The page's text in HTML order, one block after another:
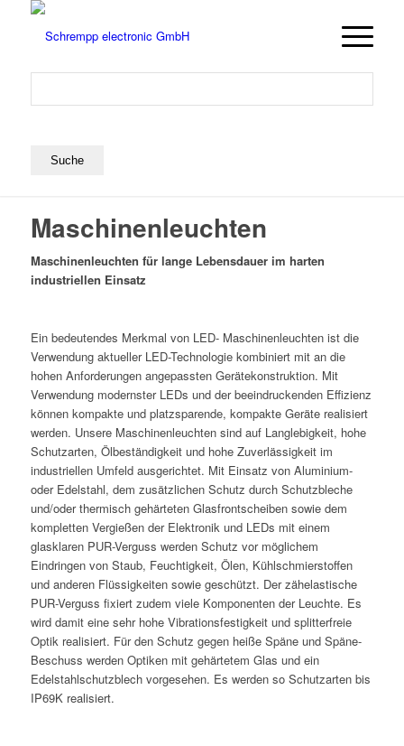
Maschinenleuchten
Maschinenleuchten für lange Lebensdauer im harten
industriellen Einsatz
Ein bedeutendes Merkmal von LED- Maschinenleuchten ist die
Verwendung aktueller LED-Technologie kombiniert mit an die
hohen Anforderungen angepassten Gerätekonstruktion. Mit
Verwendung modernster LEDs und der beeindruckenden Effizienz
können kompakte und platzsparende, kompakte Geräte realisiert
werden. Unsere Maschinenleuchten sind auf Langlebigkeit, hohe
Schutzarten, Ölbeständigkeit und hohe Zuverlässigkeit im
industriellen Umfeld ausgerichtet. Mit Einsatz von Aluminium-
oder Edelstahl, dem zusätzlichen Schutz durch Schutzbleche
und/oder thermisch gehärteten Glasfrontscheiben sowie dem
kompletten Vergießen der Elektronik und LEDs mit einem
glasklaren PUR-Verguss werden Schutz vor möglichem
Eindringen von Staub, Feuchtigkeit, Ölen, Kühlschmierstoffen
und anderen Flüssigkeiten sowie geschützt. Der zähelastische
PUR-Verguss fixiert zudem viele Komponenten der Leuchte. Es
wird damit eine sehr hohe Vibrationsfestigkeit und splitterfreie
Optik realisiert. Für den Schutz gegen heiße Späne und Späne-
Beschuss werden Optiken mit gehärtetem Glas und ein
Edelstahlschutzblech vorgesehen. Es werden so Schutzarten bis
IP69K realisiert.